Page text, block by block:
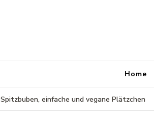
Home
Spitzbuben, einfache und vegane Plätzchen